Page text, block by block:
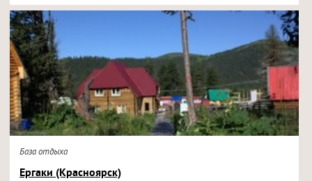
База отдыха
Ергаки (Красноярск)